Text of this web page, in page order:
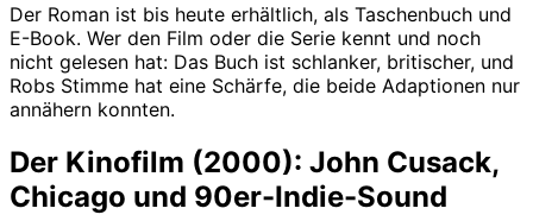
Der Roman ist bis heute erhältlich, als Taschenbuch und
E-Book. Wer den Film oder die Serie kennt und noch
nicht gelesen hat: Das Buch ist schlanker, britischer, und
Robs Stimme hat eine Schärfe, die beide Adaptionen nur
annähern konnten.
Der Kinofilm (2000): John Cusack,
Chicago und 90er-Indie-Sound